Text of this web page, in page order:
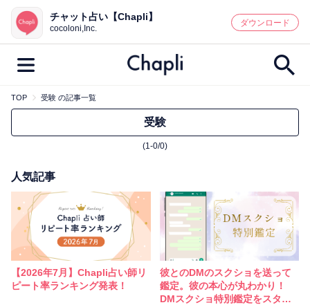
鑑定記事・占い師検索
最新記事一覧
鑑定 占い師 キャンペーン
キーワード別
彼の気持ち 恋の行方 時期
今週の運勢 彼氏 片思い 結婚
チャット占い【Chapli】
cocoloni,Inc.
ダウンロード
TOP 受験 の記事一覧
受験
(1-0/0)
人気記事
【2026年7月】Chapli占い師リ
ピート率ランキング発表！
彼とのDMのスクショを送って
鑑定。彼の本心が丸わかり！
DMスクショ特別鑑定をスター